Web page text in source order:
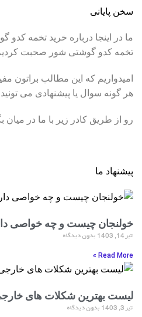
سخن پایانی
ما در اینجا درباره خرید تخمه
تخمه کدو گوشتی شور صحبت
امیدواریم که این مطالب براتون
هر گونه سوال یا پیشنهادی می
رو از طریق کادر زیر با ما در میان
پیشنهاد ما
خولنجان چیست و چه خواصی
تیر 14, 1403 بدون دیدگاه
Read More »
لیست بهترین شکلات های
تیر 3, 1403 بدون دیدگاه